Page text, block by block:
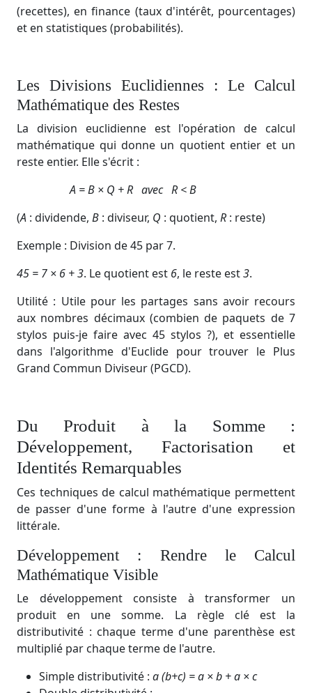
(recettes), en finance (taux d'intérêt, pourcentages)
et en statistiques (probabilités).
Les Divisions Euclidiennes : Le Calcul
Mathématique des Restes
La division euclidienne est l'opération de calcul
mathématique qui donne un quotient entier et un
reste entier. Elle s'écrit :
A = B × Q + R avec R < B
(A : dividende, B : diviseur, Q : quotient, R : reste)
Exemple : Division de 45 par 7.
45 = 7 × 6 + 3. Le quotient est 6, le reste est3.
Utilité : Utile pour les partages sans avoir recours
aux nombres décimaux (combien de paquets de 7
stylos puis-je faire avec 45 stylos ?), et essentielle
dans l'algorithme d'Euclide pour trouver le Plus
Grand Commun Diviseur (PGCD).
Du Produit à la Somme :
Développement, Factorisation et
Identités Remarquables
Ces techniques de calcul mathématique permettent
de passer d'une forme à l'autre d'une expression
littérale.
Développement : Rendre le Calcul
Mathématique Visible
Le développement consiste à transformer un
produit en une somme. La règle clé est la
distributivité : chaque terme d'une parenthèse est
multiplié par chaque terme de l'autre.
Simple distributivité : a (b+c) = a × b + a × c